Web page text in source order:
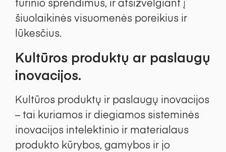
šiuolaikinės visuomenės poreikius ir
lūkesčius.
Kultūros produktų ar paslaugų
inovacijos.
Kultūros produktų ir paslaugų inovacijos
– tai kuriamos ir diegiamos sisteminės
inovacijos intelektinio ir materialaus
produkto kūrybos, gamybos ir jo